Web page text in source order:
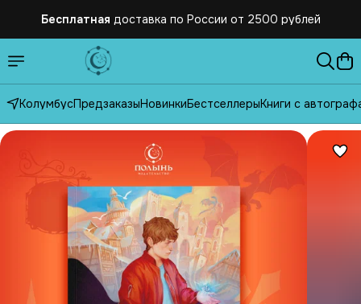
Бесплатная доставка по России от 2500 рублей
Подарок к каждому заказу для всех клиентов
Бесплатная доставка по России от 2500 рублей
КолумбусПредзаказыНовинкиБестселлерыКниги с